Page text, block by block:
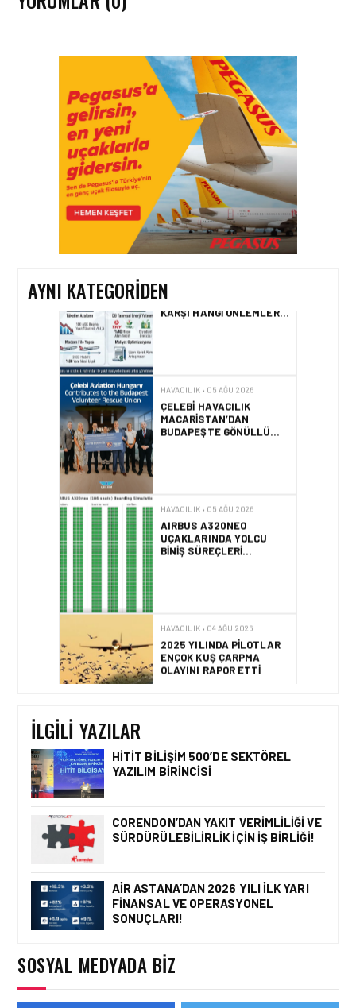
AYNI KATEGORIDEN
HAVACILIK • 06 AĞU 2026
HITIT BILIŞIM 500’DE
SEKTÖREL YAZILIM
BIRINCISI
HAVACILIK • 05 AĞU 2026
YAKIT MALIYETLERINDEKI
YÜZDE 46’LIK ARTIŞA
KARŞI HANGI ÖNLEMLER
ALINIYOR?
HAVACILIK • 05 AĞU 2026
HAVACILIK • 05 AĞU 2026
HAVACILIK • 04 AĞU 2026
HAVACILIK • 04 AĞU 2026
BIRINCISI
HAVACILIK • 05 AĞU 2026
YAKIT MALIYETLERINDEKI
ALINIYOR?
İLGILI YAZILAR
HITIT BILIŞIM 500’DE SEKTÖREL
YAZILIM BIRINCISI
CORENDON’DAN YAKIT VERIMLILIĞI VE
SÜRDÜRÜLEBILIRLIK IÇIN İŞ BIRLIĞI!
AIR ASTANA’DAN 2026 YILI İLK YARI
FINANSAL VE OPERASYONEL
SONUÇLARI!
SOSYAL MEDYADA BIZ